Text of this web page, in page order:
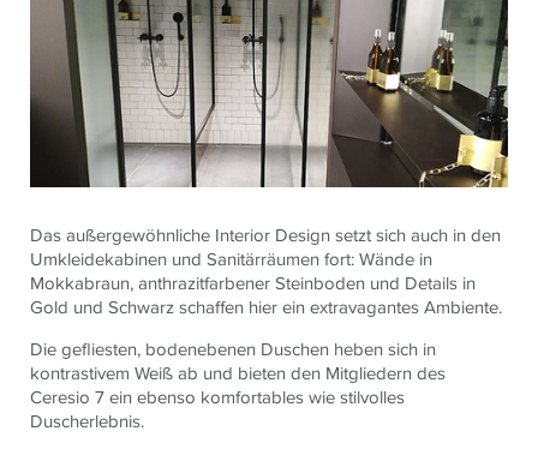
Das außergewöhnliche Interior Design setzt sich auch in den
Umkleidekabinen und Sanitärräumen fort: Wände in
Mokkabraun, anthrazitfarbener Steinboden und Details in
Gold und Schwarz schaffen hier ein extravagantes Ambiente.
Die gefliesten, bodenebenen Duschen heben sich in
kontrastivem Weiß ab und bieten den Mitgliedern des
Ceresio 7 ein ebenso komfortables wie stilvolles
Duscherlebnis.